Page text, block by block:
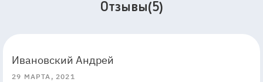
Отзывы(5)
55
Ивановский Андрей
29 МАРТА, 2021